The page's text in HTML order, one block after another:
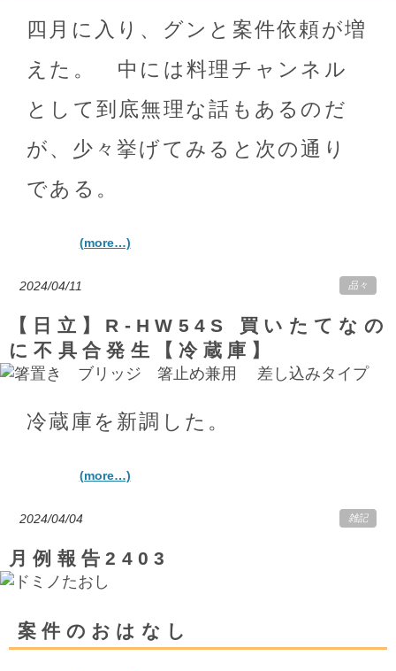
四月に入り、グンと案件依頼が増
えた。 中には料理チャンネル
として到底無理な話もあるのだ
が、少々挙げてみると次の通り
である。
(more…)
2024/04/11 品々
【日立】R-HW54S 買いたてなの
に不具合発生【冷蔵庫】
冷蔵庫を新調した。
(more…)
2024/04/04 雑記
月例報告2403
案件のおはなし